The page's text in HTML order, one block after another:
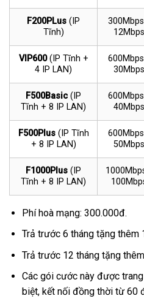
F200PLus (IP
Tĩnh)
12Mbps
VIP600(IP Tĩnh +
4 IP LAN)
30Mbps
F500Basic (IP
Tĩnh + 8 IP LAN)
40Mbps
F500Plus(IP Tĩnh
+ 8 IP LAN)
50Mbps
F1000Plus (IP
Tĩnh + 8 IP LAN)
Phí hoà mạng: 300.000đ.
Trả trước 6 tháng tặng thêm
Trả trước 12 tháng tặng
Các gói cước này được
biệt, kết nối đồng thời từ 60